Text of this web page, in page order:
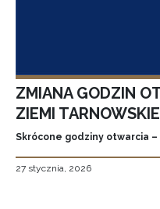
ZMIANA GODZIN
ZIEMI
Skrócone godziny otwarcia –
27 stycznia, 2026